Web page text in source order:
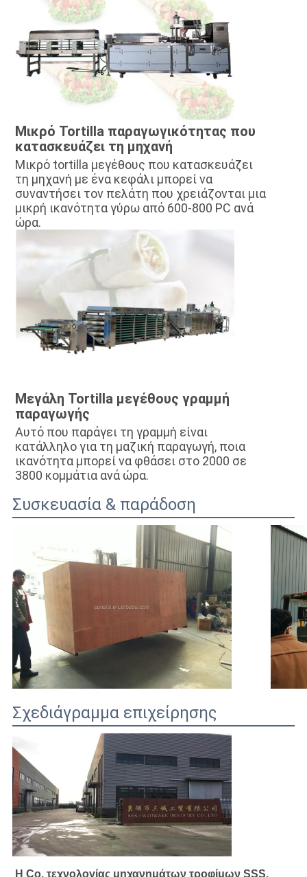
Μικρό Tortilla παραγωγικότητας που
κατασκευάζει τη μηχανή
Μικρό tortilla μεγέθους που κατασκευάζει
τη μηχανή με ένα κεφάλι μπορεί να
συναντήσει τον πελάτη που χρειάζονται μια
μικρή ικανότητα γύρω από 600-800 PC ανά
ώρα.
Μεγάλη Tortilla μεγέθους γραμμή
παραγωγής
Αυτό που παράγει τη γραμμή είναι
κατάλληλο για τη μαζική παραγωγή, ποια
ικανότητα μπορεί να φθάσει στο 2000 σε
3800 κομμάτια ανά ώρα.
Συσκευασία & παράδοση
Σχεδιάγραμμα επιχείρησης
Η Co. τεχνολογίας μηχανημάτων τροφίμων SSS,